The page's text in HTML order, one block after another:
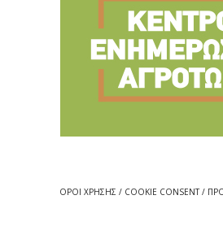
ΟΡΟΙ ΧΡΗΣΗΣ / COOKIE CONSENT /